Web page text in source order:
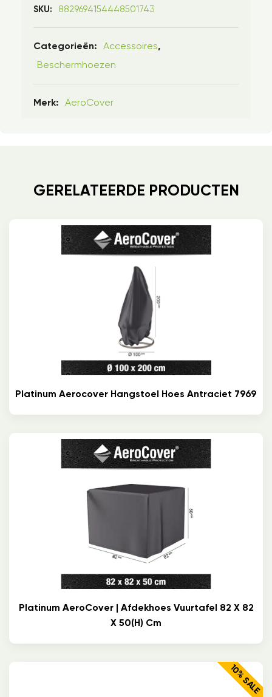
SKU: 8829694154448501743
Categorieën: Accessoires,
Beschermhoezen
Merk: AeroCover
GERELATEERDE PRODUCTEN
Platinum Aerocover Hangstoel Hoes Antraciet 7969
Platinum AeroCover | Afdekhoes Vuurtafel 82 X 82
X 50(h) Cm
10% SALE